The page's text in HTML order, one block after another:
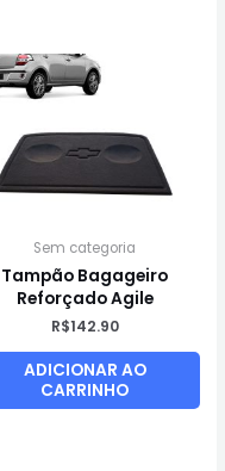
Sem categoria
Tampão Bagageiro
Reforçado Agile
R$142.90
ADICIONAR AO
CARRINHO